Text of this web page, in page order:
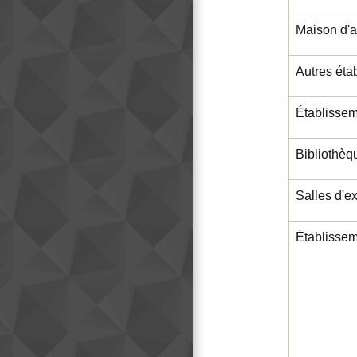
Maison
Autres
Salles